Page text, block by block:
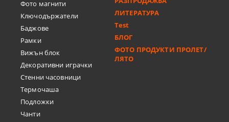
Фото магнити
Ключодържатели
Баджове
Рамки
Вижън блок
Декоративни играчки
Стенни часовници
Термочашa
Подложки
Чанти
ЛИТЕРАТУРА
Test
БЛОГ
ФОТО ПРОДУКТИ ПРОЛЕТ/
ЛЯТО